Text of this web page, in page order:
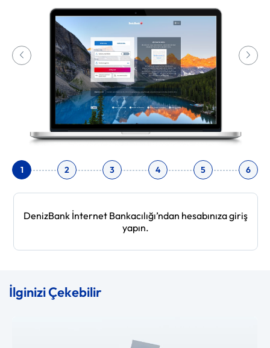
1 2 3 4 5 6
DenizBank İnternet Bankacılığı’ndan hesabınıza giriş
yapın.
İlginizi Çekebilir